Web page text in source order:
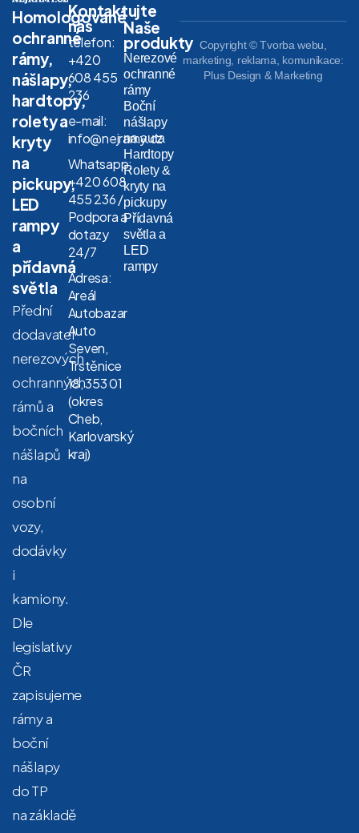
Homologované
ochranné
rámy,
nášlapy,
hardtopy,
rolety a
kryty
na
pickupy,
LED
rampy
a
přídavná
světla
Přední
dodavatel
nerezových
ochranných
rámů a
bočních
nášlapů
na
osobní
vozy,
dodávky
i
kamiony.
Dle
legislativy
ČR
zapisujeme
rámy a
boční
nášlapy
do TP
na základě
Kontaktujte
nás
telefon:
+420
608 455
236
e-mail:
info@nejramy.cz
Whatsapp:
+420 608
455 236 /
Podpora a
dotazy
24/7
Adresa:
Areál
Autobazar
Auto
Seven,
Trstěnice
18, 353 01
(okres
Cheb,
Karlovarský
kraj)
Naše
produkty
Nerezové
ochranné
rámy
Boční
nášlapy
na auta
Hardtopy
Rolety &
kryty na
pickupy
Přídavná
světla a
LED
rampy
Copyright © Tvorba webu,
marketing, reklama, komunikace:
Plus Design & Marketing